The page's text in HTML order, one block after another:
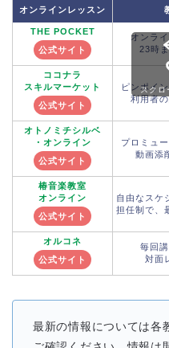
オンラインレッスン
THE POCKET
公式サイト
オンラ
23時
ココナラ
スキルマーケット
公式サイト
ピンポイ
利用者
オトノミチシルベ
・オンライン
公式サイト
プロミュ
動画添
椿音楽教室
オンライン
公式サイト
自由なスケ
担任制で、
オルコネ
公式サイト
毎回
対面
スクロ
最新の情報については各